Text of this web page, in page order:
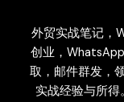
外贸实战笔记，
创业，
取，邮件群发，
实战经验与所